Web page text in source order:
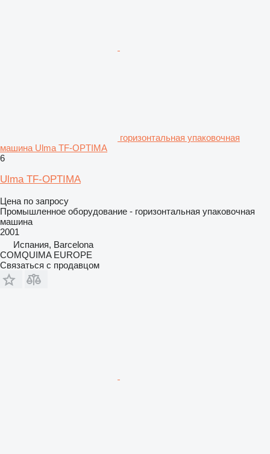
горизонтальная упаковочная
машина Ulma TF-OPTIMA
6
Ulma TF-OPTIMA
Цена по запросу
Промышленное оборудование - горизонтальная упаковочная
машина
2001
Испания, Barcelona
COMQUIMA EUROPE
Связаться с продавцом